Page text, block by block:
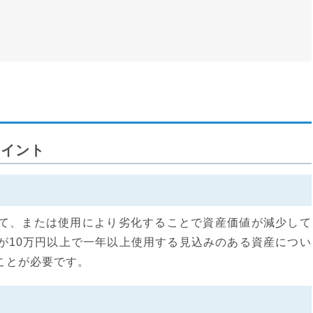
ント
、または使用により劣化することで資産価値が減少して
10万円以上で一年以上使用する見込みのある資産につい
が必要です。